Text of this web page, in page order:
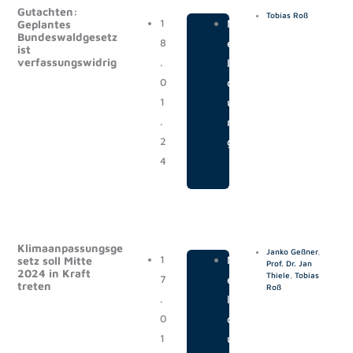
Gutachten:
Geplantes
Bundeswaldgesetz
ist
verfassungswidrig
1
8
.
0
1
.
2
4
M
e
l
d
u
n
g
Tobias Roß
Klimaanpassungsge
setz soll Mitte
2024 in Kraft
treten
1
7
.
0
1
M
e
l
d
u
Janko Geßner,
Prof. Dr. Jan
Thiele Tobias
Roß